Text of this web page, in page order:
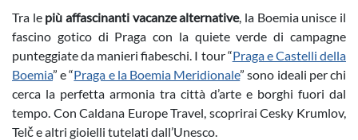
Tra lepiù affascinanti vacanze alternative, la Boemia unisce il
fascino gotico di Praga con la quiete verde di campagne
punteggiate da manieri fiabeschi. I tour “Praga e Castelli della
Boemia” e “Praga e la Boemia Meridionale” sono ideali per chi
cerca la perfetta armonia tra città d’arte e borghi fuori dal
tempo. Con Caldana Europe Travel, scoprirai Cesky Krumlov,
Telč e altri gioielli tutelati dall’Unesco.